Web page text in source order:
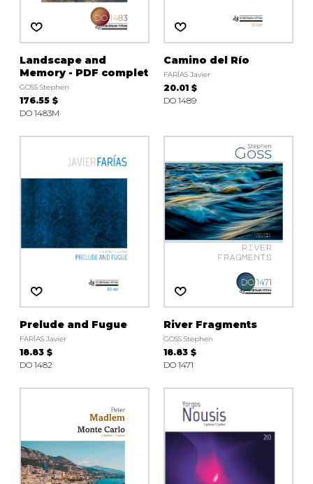
Landscape and
Memory - PDF complet
GOSS Stephen
176.55 $
DO 1483M
Camino del Río
FARÍAS Javier
20.01 $
DO 1489
Prelude and Fugue
FARÍAS Javier
18.83 $
DO 1482
River Fragments
GOSS Stephen
18.83 $
DO 1471